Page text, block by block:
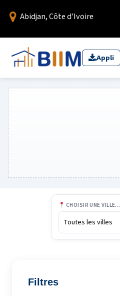
Abidjan, Côte d'Ivoire
Appli
CHOISIR UNE VILLE...
Filtres